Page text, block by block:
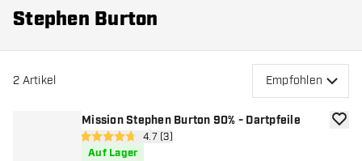
Stephen Burton
2 Artikel Empfohlen
Mission Stephen Burton 90% - Dartpfeile
Bewertungsbereich öffnen
4.7 Bewertungssterne
4.7 (3)
Auf Lager
Zur